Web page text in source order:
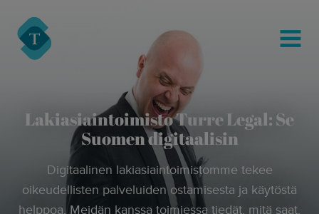
Turre Legal
MENU
Lakiasiaintoimisto Turre Legal: Se
Suomen digitaalisin
Digitaalinen lakiasiaintoimistomme tekee
oikeudellisten palveluiden ostamisesta ja käytöstä
helppoa. Meidän kanssa toimiessa tiedät, mitä saat.